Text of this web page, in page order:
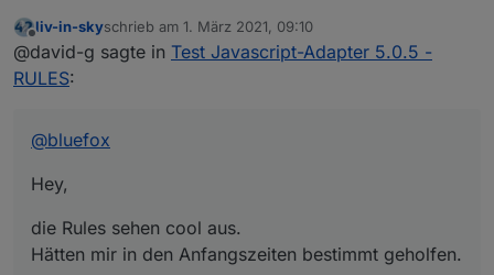
Hey,
verändert?
Bereichen keine Fehler auftreten.
Offline
liv-in-skyschrieb am 1. März 2021, 09:10
zuletzt editiert von
@david-g sagte in Test Javascript-Adapter 5.0.5 -
RULES:
@bluefox
Hey,
die Rules sehen cool aus.
Hätten mir in den Anfangszeiten bestimmt geholfen.